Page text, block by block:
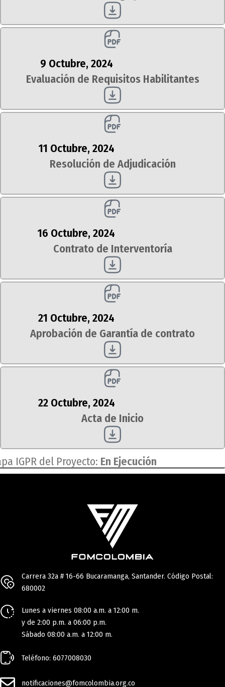
9 Octubre, 2024
Evaluación de Requisitos Habilitantes
11 Octubre, 2024
Resolución de Adjudicación
16 Octubre, 2024
Contrato de Interventoría
21 Octubre, 2024
Aprobación de Garantía de contrato
22 Octubre, 2024
Acta de Inicio
IGPR del Proyecto: En Ejecución
Carrera 32a # 16-66 Bucaramanga, Santander. Código Postal:
680002
Lunes a viernes 08:00 a.m. a 12:00 m.
y de 2:00 p.m. a 06:00 p.m.
Sábado 08:00 a.m. a 12:00 m.
Teléfono: 6077008030
notificaciones@fomcolombia.org.co